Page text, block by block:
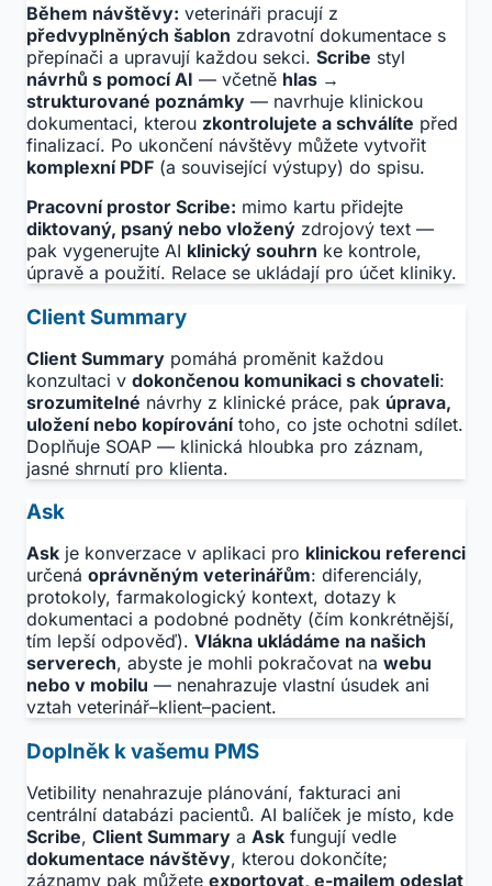
Během návštěvy: veterináři pracují z
předvyplněných šablon zdravotní dokumentace s
přepínači a upravují každou sekci. Scribe styl
návrhů s pomocí AI — včetně hlas →
strukturované poznámky — navrhuje klinickou
dokumentaci, kterou zkontrolujete a schválíte před
finalizací. Po ukončení návštěvy můžete vytvořit
komplexní PDF (a související výstupy) do spisu.
Pracovní prostor Scribe: mimo kartu přidejte
diktovaný, psaný nebo vložený zdrojový text —
pak vygenerujte AI klinický souhrn ke kontrole,
úpravě a použití. Relace se ukládají pro účet kliniky.
Client Summary
Client Summary pomáhá proměnit každou
konzultaci v dokončenou komunikaci s chovateli:
srozumitelné návrhy z klinické práce, pak úprava,
uložení nebo kopírovánítoho, co jste ochotni sdílet.
Doplňuje SOAP — klinická hloubka pro záznam,
jasné shrnutí pro klienta.
Ask
Ask je konverzace v aplikaci pro klinickou referenci
určená oprávněným veterinářům: diferenciály,
protokoly, farmakologický kontext, dotazy k
dokumentaci a podobné podněty (čím konkrétnější,
tím lepší odpověď). Vlákna ukládáme na našich
serverech, abyste je mohli pokračovat na webu
nebo v mobilu — nenahrazuje vlastní úsudek ani
vztah veterinář–klient–pacient.
Doplněk k vašemu PMS
Vetibility nenahrazuje plánování, fakturaci ani
centrální databázi pacientů. AI balíček je místo, kde
Scribe, Client Summary a Ask fungují vedle
dokumentace návštěvy, kterou dokončíte;
záznamy pak můžete exportovat, e-mailem odeslat